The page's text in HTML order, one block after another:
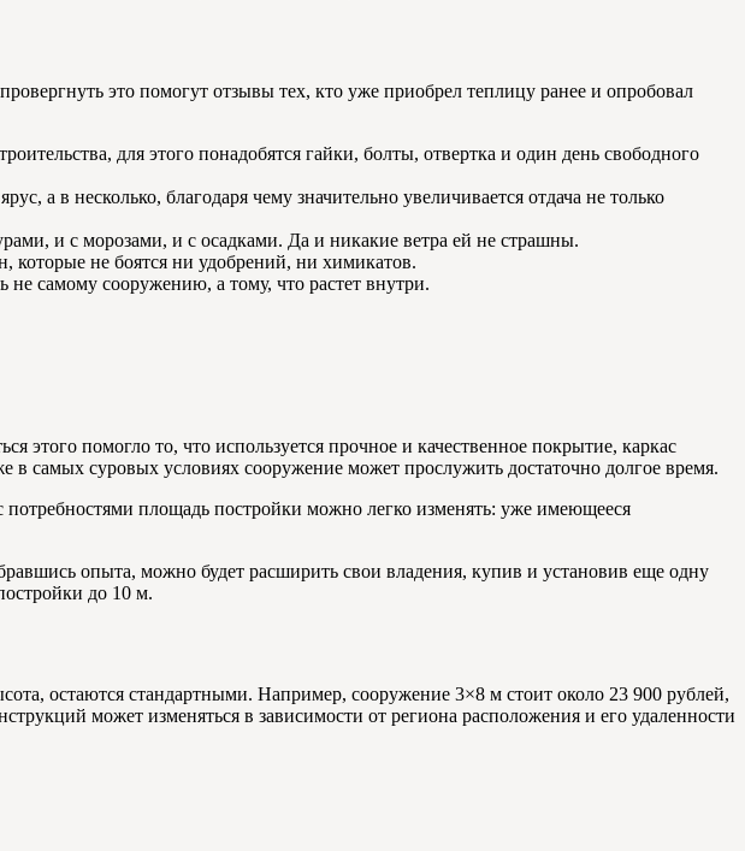
это помогут отзывы тех, кто уже приобрел теплицу ранее и опробовал
для этого понадобятся гайки, болты, отвертка и один день свободного
а в несколько, благодаря чему значительно увеличивается отдача не только
и с морозами, и с осадками. Да и никакие ветра ей не страшны.
которые не боятся ни удобрений, ни химикатов.
не самому сооружению, а тому, что растет внутри.
этого помогло то, что используется прочное и качественное покрытие, каркас
самых суровых условиях сооружение может прослужить достаточно долгое время.
потребностями площадь постройки можно легко изменять: уже имеющееся
опыта, можно будет расширить свои владения, купив и установив еще одну
до 10 м.
остаются стандартными. Например, сооружение 3×8 м стоит около 23 900 рублей,
может изменяться в зависимости от региона расположения и его удаленности